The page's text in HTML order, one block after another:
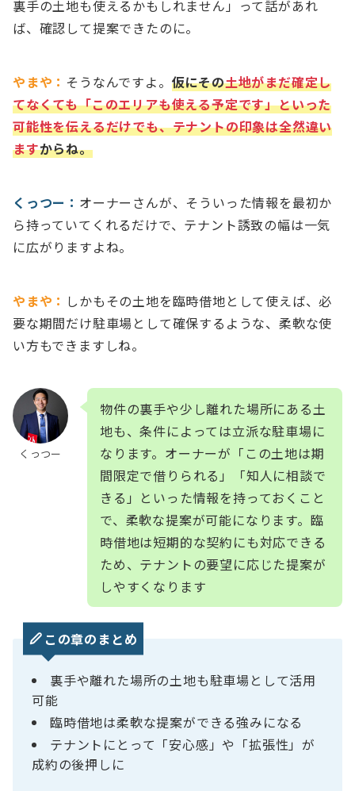
裏手の土地も使えるかもしれません」って話があれ
ば、確認して提案できたのに。
やまや： そうなんですよ。 仮にその土地がまだ確定し
てなくても「このエリアも使える予定です」といった
可能性を伝えるだけでも、テナントの印象は全然違い
ますからね。
くっつー： オーナーさんが、そういった情報を最初か
ら持っていてくれるだけで、テナント誘致の幅は一気
に広がりますよね。
やまや： しかもその土地を臨時借地として使えば、必
要な期間だけ駐車場として確保するような、柔軟な使
い方もできますしね。
くっつー
物件の裏手や少し離れた場所にある土
地も、条件によっては立派な駐車場に
なります。オーナーが「この土地は期
間限定で借りられる」「知人に相談で
きる」といった情報を持っておくこと
で、柔軟な提案が可能になります。臨
時借地は短期的な契約にも対応できる
ため、テナントの要望に応じた提案が
しやすくなります
この章のまとめ
裏手や離れた場所の土地も駐車場として活用
可能
臨時借地は柔軟な提案ができる強みになる
テナントにとって「安心感」や「拡張性」が
成約の後押しに